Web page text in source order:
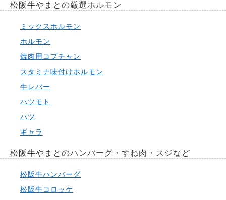
松阪牛やまとの厳選ホルモン
ミックスホルモン
ホルモン
焼肉用コプチャン
スタミナ味付けホルモン
牛レバー
ハツモト
ハツ
ギャラ
松阪牛やまとのハンバーグ・すね肉・スジなど
松阪牛ハンバーグ
松阪牛コロッケ